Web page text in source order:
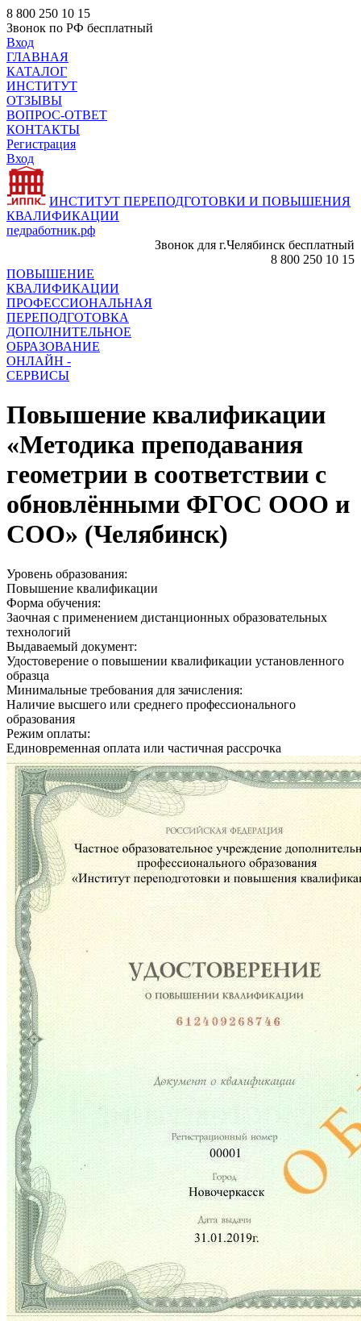
8 800 250 10 15
Звонок по РФ бесплатный
Вход
ГЛАВНАЯ
КАТАЛОГ
ИНСТИТУТ
ОТЗЫВЫ
ВОПРОС-ОТВЕТ
КОНТАКТЫ
Регистрация
Вход
ИНСТИТУТ ПЕРЕПОДГОТОВКИ И ПОВЫШЕНИЯ
КВАЛИФИКАЦИИ
педработник.рф
Звонок для г.Челябинск бесплатный
8 800 250 10 15
ПОВЫШЕНИЕ
КВАЛИФИКАЦИИ
ПРОФЕССИОНАЛЬНАЯ
ПЕРЕПОДГОТОВКА
ДОПОЛНИТЕЛЬНОЕ
ОБРАЗОВАНИЕ
ОНЛАЙН -
СЕРВИСЫ
Повышение квалификации
«Методика преподавания
геометрии в соответствии с
обновлёнными ФГОС ООО и
СОО» (Челябинск)
Уровень образования:
Повышение квалификации
Форма обучения:
Заочная с применением дистанционных образовательных
технологий
Выдаваемый документ:
Удостоверение о повышении квалификации установленного
образца
Минимальные требования для зачисления:
Наличие высшего или среднего профессионального
образования
Режим оплаты:
Единовременная оплата или частичная рассрочка